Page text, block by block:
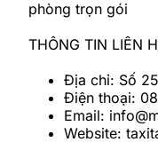
phòng trọn gói
THÔNG TIN LIÊN
Địa chỉ: Số
Điện thoại:
Email:
Website: